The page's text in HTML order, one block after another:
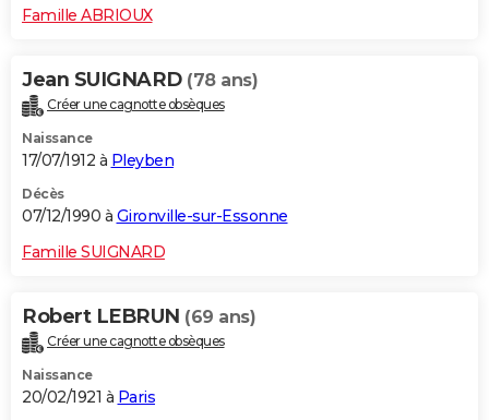
Famille ABRIOUX
Jean SUIGNARD (78 ans)
Créer une cagnotte obsèques
Naissance
17/07/1912 à Pleyben
Décès
07/12/1990 à Gironville-sur-Essonne
Famille SUIGNARD
Robert LEBRUN (69 ans)
Créer une cagnotte obsèques
Naissance
20/02/1921 à Paris